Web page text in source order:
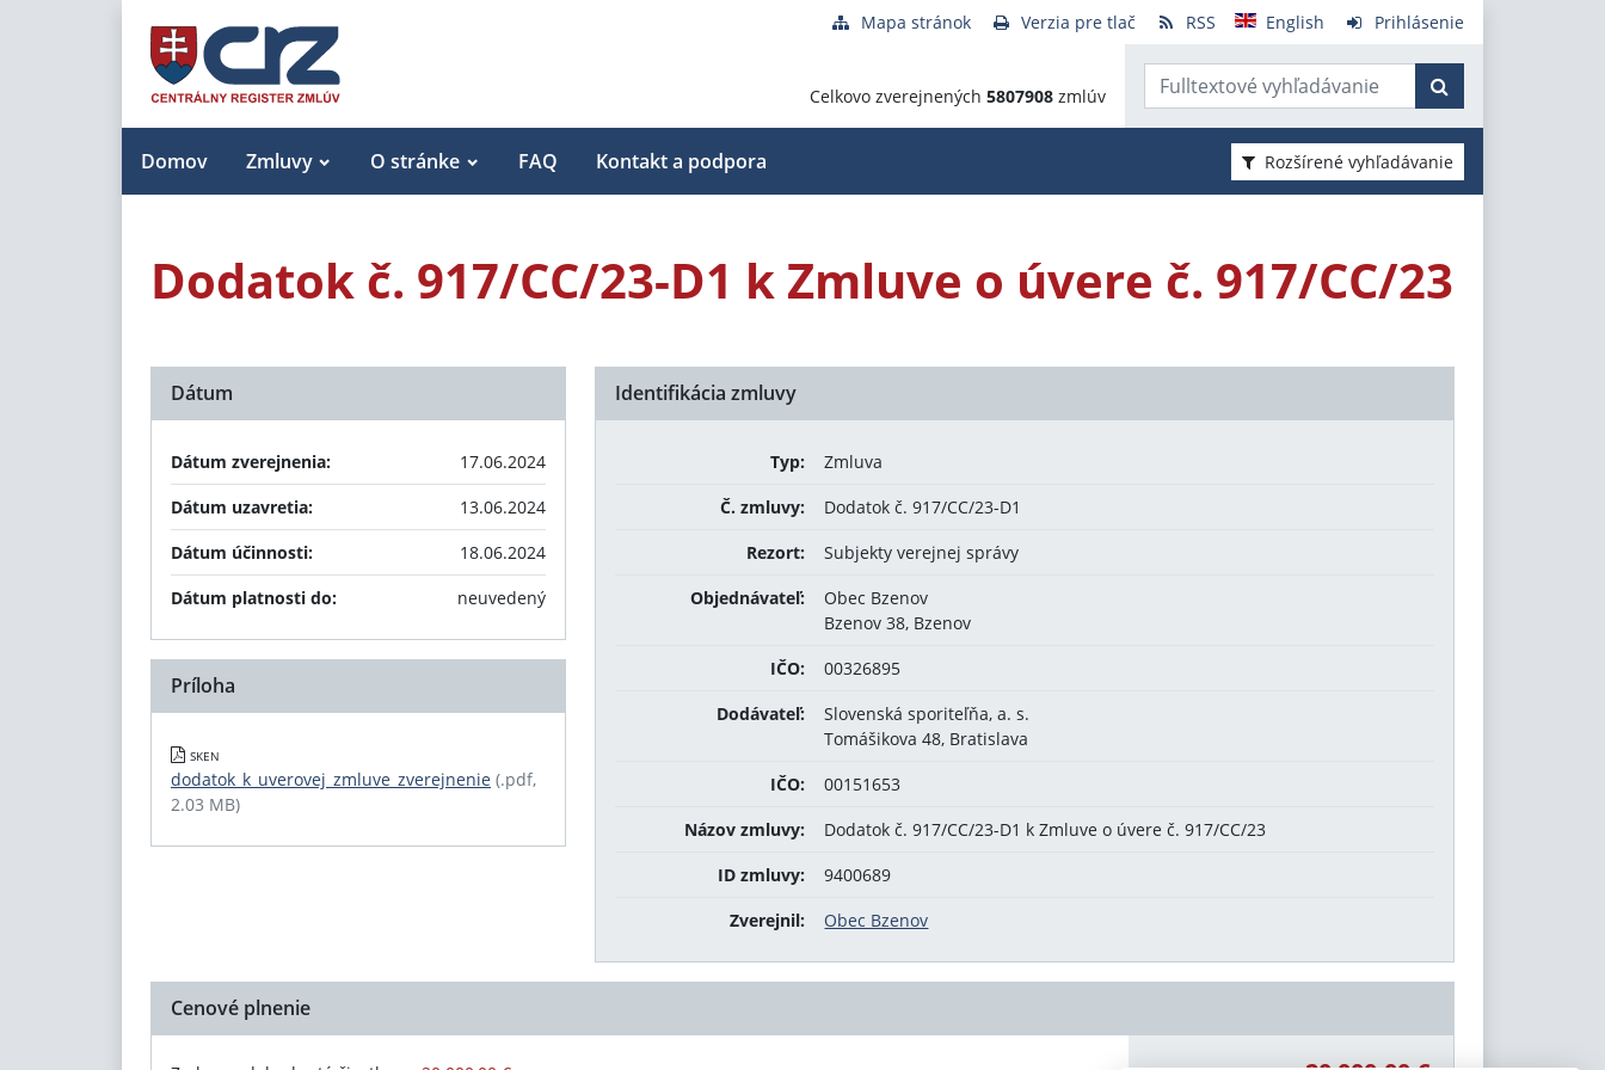
Mapa stránok Verzia pre tlač RSS English Prihlásenie
Celkovo zverejnených 5807908 zmlúv
Domov Zmluvy O stránke FAQ Kontakt a podpora Rozšírené vyhľadávanie
Dodatok č. 917/CC/23-D1 k Zmluve o úvere č. 917/CC/23
Identifikácia zmluvy
Typ:
Zmluva
Č. zmluvy:
Dodatok č. 917/CC/23-D1
Rezort:
Subjekty verejnej správy
Objednávateľ:
Obec Bzenov
Bzenov 38, Bzenov
IČO:
00326895
Dodávateľ:
Slovenská sporiteľňa, a. s.
Tomášikova 48, Bratislava
IČO:
00151653
Názov zmluvy:
Dodatok č. 917/CC/23-D1 k Zmluve o úvere č. 917/CC/23
ID zmluvy:
9400689
Zverejnil:
Obec Bzenov
Dátum
Dátum zverejnenia:
17.06.2024
Dátum uzavretia:
13.06.2024
Dátum účinnosti:
18.06.2024
Dátum platnosti do:
neuvedený
Príloha
SKEN
dodatok_k_uverovej_zmluve_zverejnenie (.pdf,
2.03 MB)
Cenové plnenie